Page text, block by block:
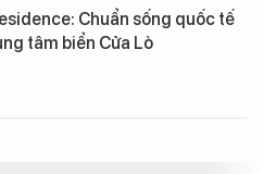
Chuẩn sống quốc tế
tâm biển Cửa Lò